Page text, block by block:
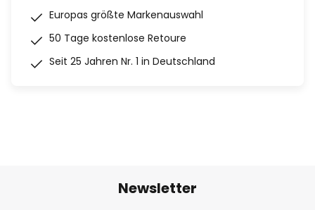
Europas größte Markenauswahl
50 Tage kostenlose Retoure
Seit 25 Jahren Nr. 1 in Deutschland
Newsletter